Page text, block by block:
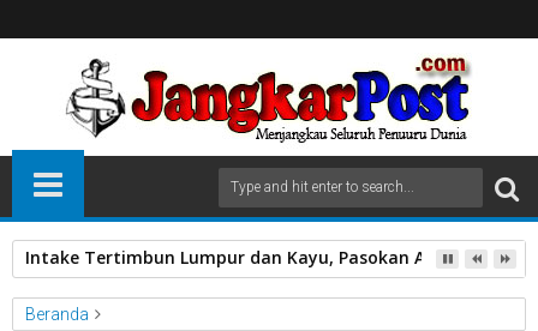
Intake Tertimbun Lumpur dan Kayu, Pasokan Air Bersih di
Beranda